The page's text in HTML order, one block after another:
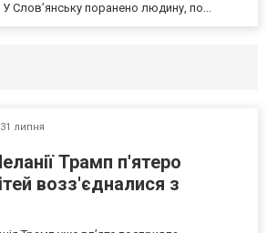
Слов’янську поранено людину, по...
31 липня
Трамп п'ятеро
возз'єдналися з